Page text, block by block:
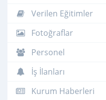
Verilen Eğitimler
Fotoğraflar
Personel
İş İlanları
Kurum Haberleri